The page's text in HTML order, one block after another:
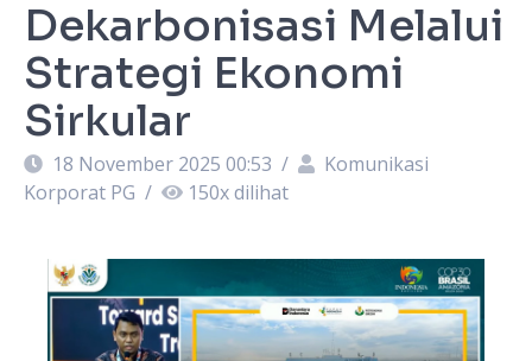
Dekarbonisasi Melalui
Strategi Ekonomi
Sirkular
18 November 2025 00:53 /
Komunikasi
Korporat PG / 150x dilihat